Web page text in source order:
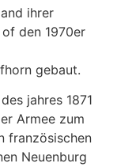
ihrer
den 1970er
gebaut.
jahres 1871
Armee zum
französischen
Neuenburg